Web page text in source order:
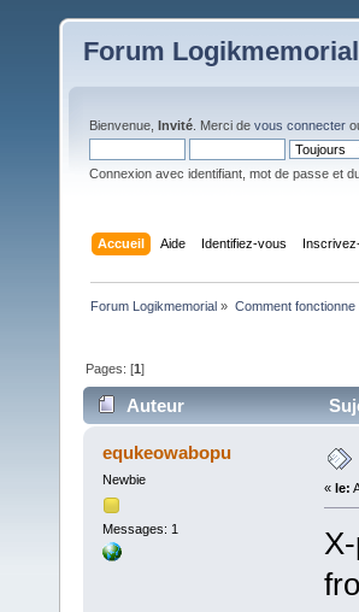
Forum Logikmemorial
Bienvenue, Invité . Merci de vous connecter
Connexion avec identifiant, mot de passe et
Accueil Aide Identifiez-vous
Forum Logikmemorial » Comment fonctionne
Pages: [1]
Auteur
(Lu 146 fois)
equkeowabopu
Newbie
Messages: 1
« le: